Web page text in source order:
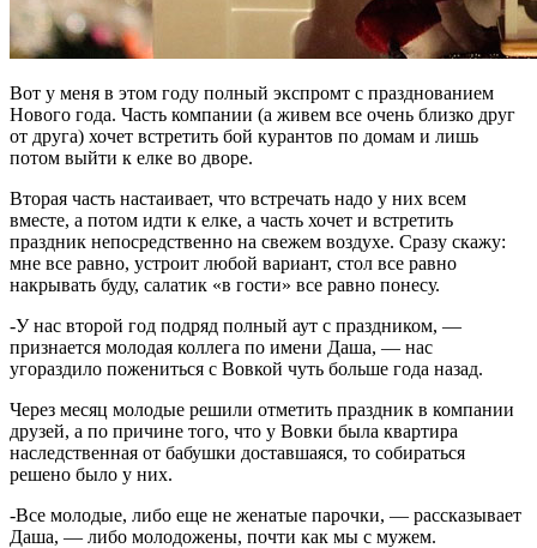
Вот у меня в этом году полный экспромт с празднованием
Нового года. Часть компании (а живем все очень близко друг
от друга) хочет встретить бой курантов по домам и лишь
потом выйти к елке во дворе.
Вторая часть настаивает, что встречать надо у них всем
вместе, а потом идти к елке, а часть хочет и встретить
праздник непосредственно на свежем воздухе. Сразу скажу:
мне все равно, устроит любой вариант, стол все равно
накрывать буду, салатик «в гости» все равно понесу.
-У нас второй год подряд полный аут с праздником, —
признается молодая коллега по имени Даша, — нас
угораздило пожениться с Вовкой чуть больше года назад.
Через месяц молодые решили отметить праздник в компании
друзей, а по причине того, что у Вовки была квартира
наследственная от бабушки доставшаяся, то собираться
решено было у них.
-Все молодые, либо еще не женатые парочки, — рассказывает
Даша, — либо молодожены, почти как мы с мужем.